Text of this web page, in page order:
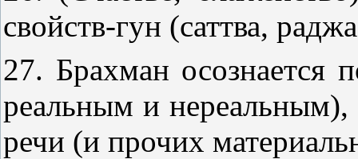
свойств-гун (саттва,
27. Брахман осознается
реальным и
речи (и прочих